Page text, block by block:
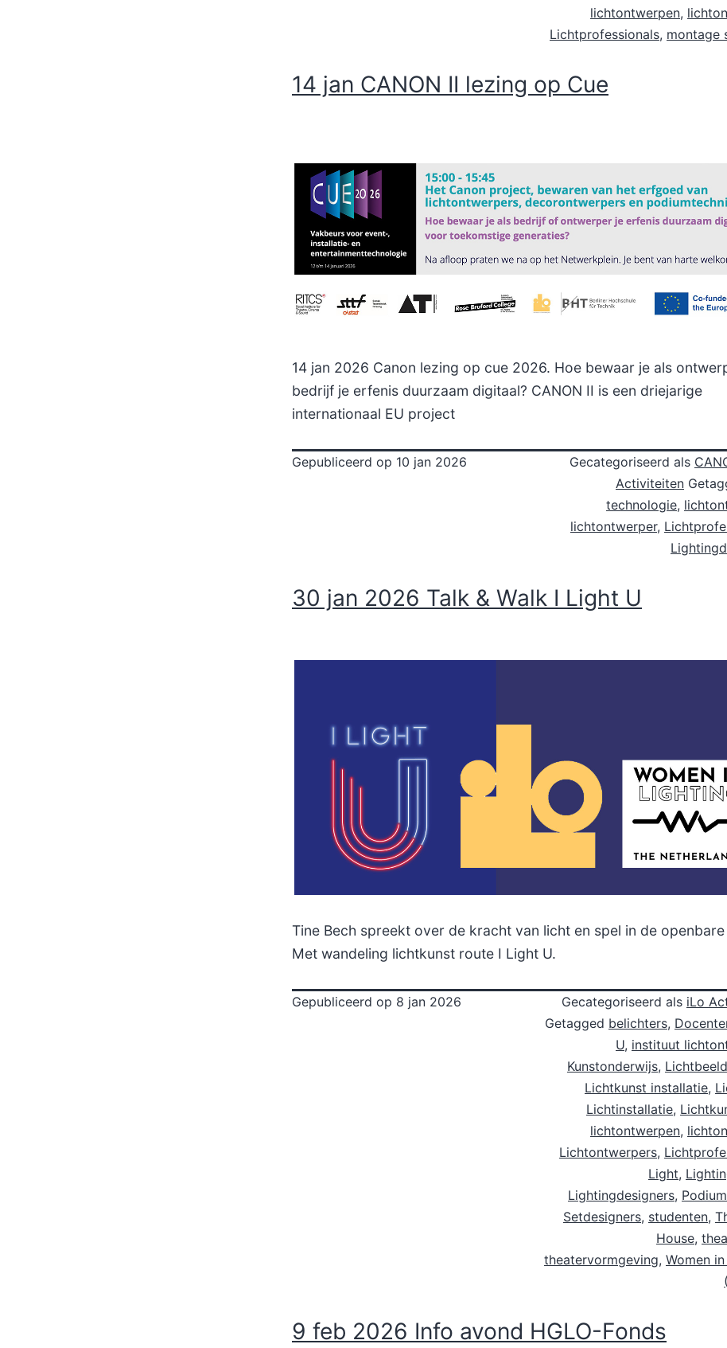
lichtontwerpen,
Lichtprofessionals, montage
14 jan CANON II lezing op Cue
14 jan 2026 Canon lezing op cue 2026. Hoe bewaar je als
bedrijf je erfenis duurzaam digitaal? CANON II is een driejarige
internationaal EU project
Gepubliceerd op 10 jan 2026 Gecategoriseerd als
Activiteiten
technologie,
lichtontwerper,
30 jan 2026 Talk & Walk I Light U
Tine Bech spreekt over de kracht van licht en spel in de
Met wandeling lichtkunst route I Light U.
Gepubliceerd op 8 jan 2026 Gecategoriseerd als iLo
Getagged belichters,
U, instituut
Kunstonderwijs,
Lichtkunst installatie,
Lichtinstallatie,
lichtontwerpen,
Lichtontwerpers,
Light,
Lightingdesigners,
Setdesigners, studenten,
House,
theatervormgeving, Women
9 feb 2026 Info avond HGLO-Fonds